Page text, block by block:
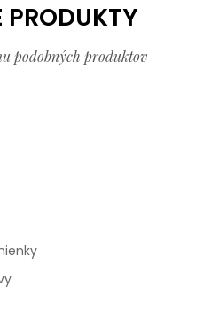
PRODUKTY
podobných produktov